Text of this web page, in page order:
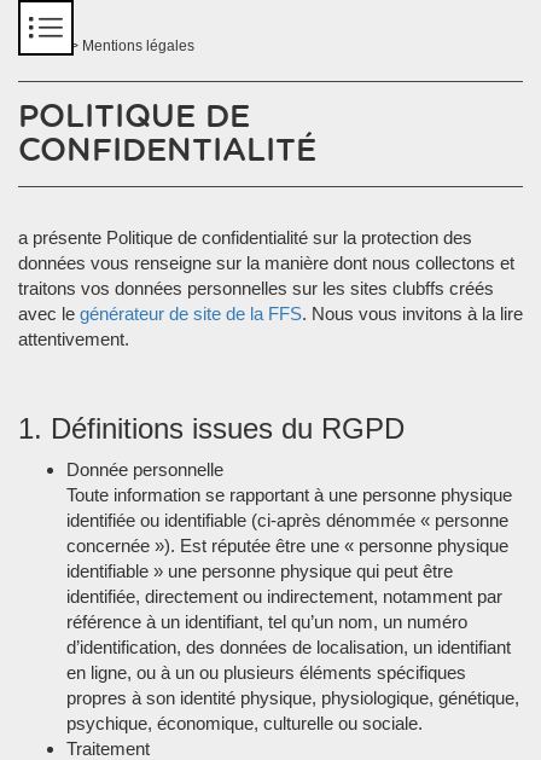
> Mentions légales
POLITIQUE DE
CONFIDENTIALITÉ
a présente Politique de confidentialité sur la protection des
données vous renseigne sur la manière dont nous collectons et
traitons vos données personnelles sur les sites clubffs créés
avec le générateur de site de la FFS. Nous vous invitons à la lire
attentivement.
1. Définitions issues du RGPD
Donnée personnelle
Toute information se rapportant à une personne physique
identifiée ou identifiable (ci-après dénommée « personne
concernée »). Est réputée être une « personne physique
identifiable » une personne physique qui peut être
identifiée, directement ou indirectement, notamment par
référence à un identifiant, tel qu’un nom, un numéro
d’identification, des données de localisation, un identifiant
en ligne, ou à un ou plusieurs éléments spécifiques
propres à son identité physique, physiologique, génétique,
psychique, économique, culturelle ou sociale.
Traitement